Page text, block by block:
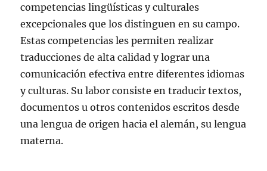
competencias lingüísticas y culturales
excepcionales que los distinguen en su campo.
Estas competencias les permiten realizar
traducciones de alta calidad y lograr una
comunicación efectiva entre diferentes idiomas
y culturas. Su labor consiste en traducir textos,
documentos u otros contenidos escritos desde
una lengua de origen hacia el alemán, su lengua
materna.